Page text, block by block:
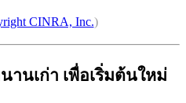
CINRA, Inc.)
านเก่า เพื่อเริ่มต้นใหม่